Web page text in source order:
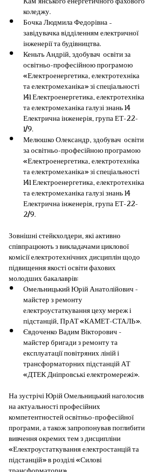
коледжу.
Бочка Людмила Федорівна –
завідувачка відділенням електричної
інженерії та будівництва.
Кеньть Андрій, здобувач  освіти за
освітньо-професійною програмою
«Електроенергетика, електротехніка
та електромеханіка» зі спеціальності
141 Електроенергетика, електротехніка
та електромеханіка галузі знань 14
Електрична інженерія, група ЕТ-22-
1/9.
Мелюшко Олександр, здобувач  освіти
за освітньо-професійною програмою
«Електроенергетика, електротехніка
та електромеханіка» зі спеціальності
141 Електроенергетика, електротехніка
та електромеханіка галузі знань 14
Електрична інженерія, група ЕТ-22-
2/9.
Зовнішні стейкхолдери, які активно
співпрацюють з викладачами циклової
комісії електротехнічних дисциплін щодо
підвищення якості освіти фахових
молодших бакалаврів:
Омельницький Юрій Анатолійович -
майстер з ремонту
електроустаткування цеху мереж і
підстанцій, ПрАТ «КАМЕТ-СТАЛЬ».
Євдоченко Вадим Вікторович -
майстер бригади з ремонту та
експлуатації повітряних ліній і
трансформаторних підстанцій АТ
«ДТЕК Дніпровські електромережі».
На зустрічі Юрій Омельницький наголосив
на актуальності професійних
компетентностей освітньо-професійної
програми, а також запропонував поглибити
вивчення окремих тем з дисципліни
«Електроустаткування електростанцій та
підстанцій» в розділі «Силові